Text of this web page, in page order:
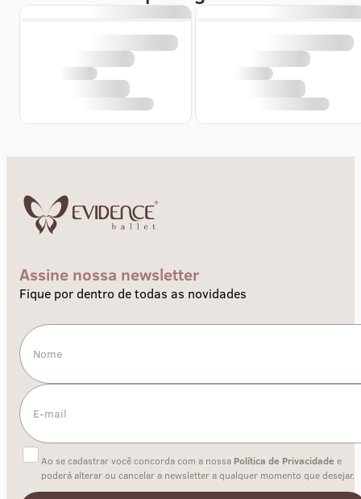
Assine nossa newsletter
Fique por dentro de todas as novidades
Ao se cadastrar você concorda com a nossa Política de Privacidade e
poderá alterar ou cancelar a newsletter a qualquer momento que desejar.